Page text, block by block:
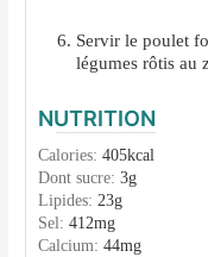
Servir le poulet
légumes rôtis au
NUTRITION
Calories:405kcal
Dont sucre:3g
Lipides:23g
Sel:412mg
Calcium:44mg